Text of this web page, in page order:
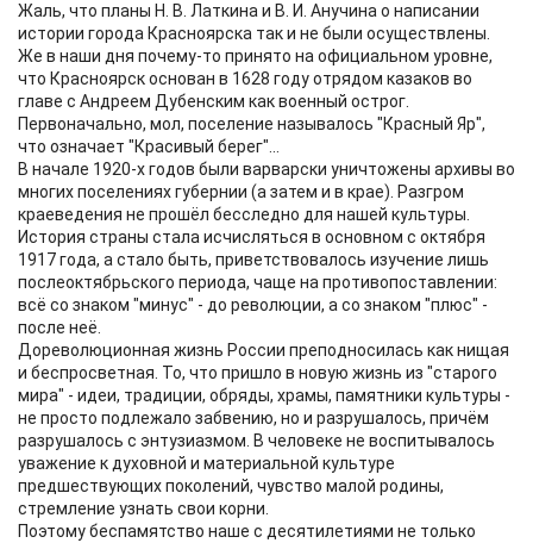
Жаль, что планы Н. В. Латкина и В. И. Анучина о написании
истории города Красноярска так и не были осуществлены.
Же в наши дня почему-то принято на официальном уровне,
что Красноярск основан в 1628 году отрядом казаков во
главе с Андреем Дубенским как военный острог.
Первоначально, мол, поселение называлось "Красный Яр",
что означает "Красивый берег"...
В начале 1920-х годов были варварски уничтожены архивы во
многих поселениях губернии (а затем и в крае). Разгром
краеведения не прошёл бесследно для нашей культуры.
История страны стала исчисляться в основном с октября
1917 года, а стало быть, приветствовалось изучение лишь
послеоктябрьского периода, чаще на противопоставлении:
всё со знаком "минус" - до революции, а со знаком "плюс" -
после неё.
Дореволюционная жизнь России преподносилась как нищая
и беспросветная. То, что пришло в новую жизнь из "старого
мира" - идеи, традиции, обряды, храмы, памятники культуры -
не просто подлежало забвению, но и разрушалось, причём
разрушалось с энтузиазмом. В человеке не воспитывалось
уважение к духовной и материальной культуре
предшествующих поколений, чувство малой родины,
стремление узнать свои корни.
Поэтому беспамятство наше с десятилетиями не только